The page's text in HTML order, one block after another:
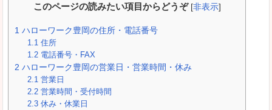
このページの読みたい項目からどうぞ [非表示]
1 ハローワーク豊岡の住所・電話番号
1.1 住所
1.2 電話番号・FAX
2 ハローワーク豊岡の営業日・営業時間・休み
2.1 営業日
2.2 営業時間・受付時間
2.3 休み・休業日